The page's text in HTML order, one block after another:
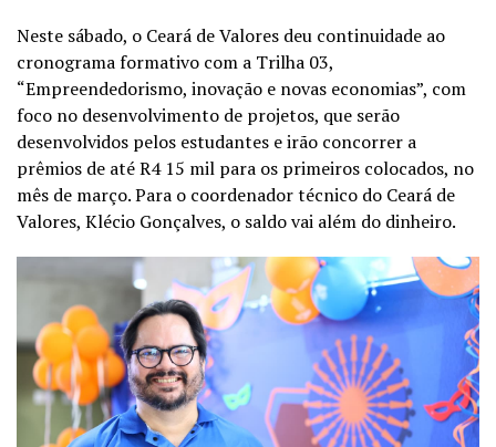
Neste sábado, o Ceará de Valores deu continuidade ao
cronograma formativo com a Trilha 03,
“Empreendedorismo, inovação e novas economias”, com
foco no desenvolvimento de projetos, que serão
desenvolvidos pelos estudantes e irão concorrer a
prêmios de até R4 15 mil para os primeiros colocados, no
mês de março. Para o coordenador técnico do Ceará de
Valores, Klécio Gonçalves, o saldo vai além do dinheiro.